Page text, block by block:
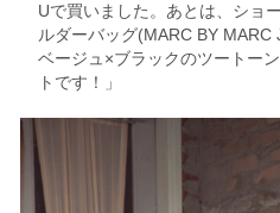
Uで買いました。あとは、ショ
ルダーバッグ(MARC BY MARC
ベージュ×ブラックのツートー
トです！」